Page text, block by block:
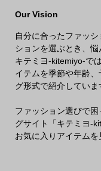
Our Vision
自分に合ったファッ
ションを選ぶとき、
キテミヨ-kitemiyo-で
イテムを季節や年齢
グ形式で紹介していま
ファッション選びで
グサイト「キテミヨ-
お気に入りアイテムを